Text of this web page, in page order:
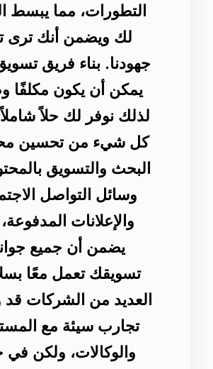
التطورات، مما يبسط
لك ويضمن أنك ترى
جهودنا. بناء فريق
يمكن أن يكون مكلفًا
لذلك نوفر لك حلاً
كل شيء من تحسين
البحث والتسويق
وسائل التواصل
والإعلانات
يضمن أن جميع
تسويقك تعمل معًا
العديد من الشركات
تجارب سيئة مع
والوكالات، ولكن